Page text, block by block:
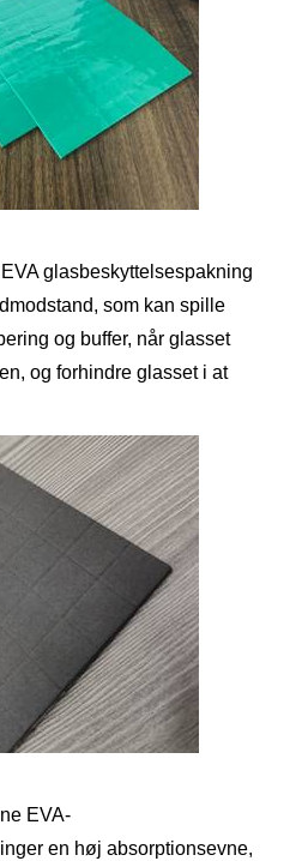
glasbeskyttelsespakning
som kan spille
og buffer, når glasset
og forhindre glasset i at
EVA-
en høj absorptionsevne,